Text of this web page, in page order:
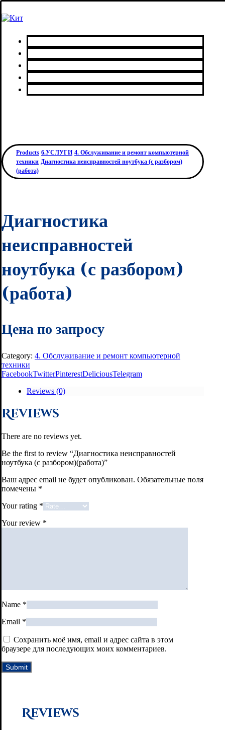
Products 6.УСЛУГИ 4. Обслуживание и ремонт компьютерной
техники Диагностика неисправностей ноутбука (с разбором)
(работа)
Диагностика
неисправностей
ноутбука (с разбором)
(работа)
Цена по запросу
Category: 4. Обслуживание и ремонт компьютерной
техники
FacebookTwitterPinterestDeliciousTelegram
Reviews (0)
Reviews
There are no reviews yet.
Be the first to review “Диагностика неисправностей
ноутбука (с разбором)(работа)”
Ваш адрес email не будет опубликован. Обязательные поля
помечены *
Your rating *
Your review *
Name *
Email *
Сохранить моё имя, email и адрес сайта в этом
браузере для последующих моих комментариев.
Reviews